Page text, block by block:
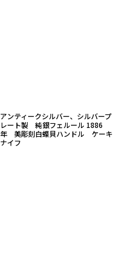
アンティークシルバー、シルバープ
レート製 純銀フェルール 1886
年 美彫刻白蝶貝ハンドル ケーキ
ナイフ